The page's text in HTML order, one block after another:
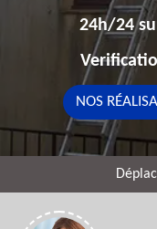
24h/24
NOS